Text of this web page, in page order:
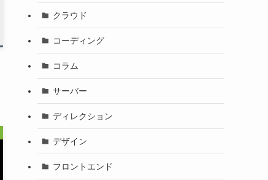
クラウド
コーディング
コラム
サーバー
ディレクション
デザイン
フロントエンド